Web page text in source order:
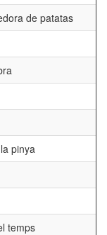
de patatas
pinya
temps